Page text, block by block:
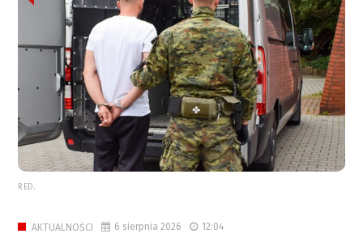
RED.
AKTUALNOŚCI 6 sierpnia 2026 12:04